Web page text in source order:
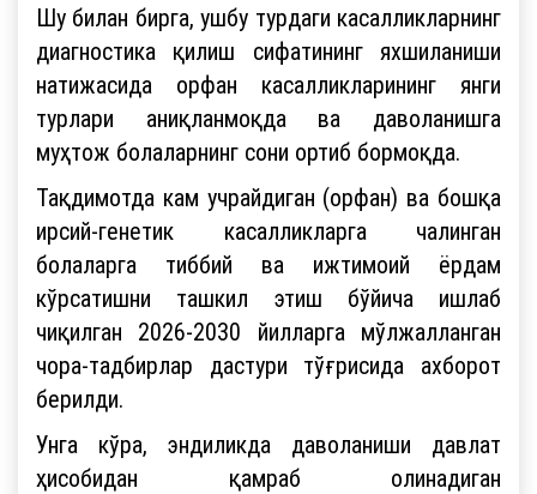
Шу билан бирга, ушбу турдаги касалликларнинг
диагностика қилиш сифатининг яхшиланиши
натижасида орфан касалликларининг янги
турлари аниқланмоқда ва даволанишга
муҳтож болаларнинг сони ортиб бормоқда.
Тақдимотда кам учрайдиган (орфан) ва бошқа
ирсий-генетик касалликларга чалинган
болаларга тиббий ва ижтимоий ёрдам
кўрсатишни ташкил этиш бўйича ишлаб
чиқилган 2026-2030 йилларга мўлжалланган
чора-тадбирлар дастури тўғрисида ахборот
берилди.
Унга кўра, эндиликда даволаниши давлат
ҳисобидан қамраб олинадиган